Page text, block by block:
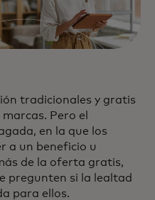
tradicionales y gratis
Pero el
en la que los
a un beneficio u
de la oferta gratis,
pregunten si la lealtad
para ellos.